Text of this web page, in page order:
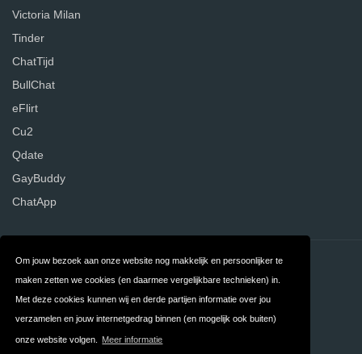
Om jouw bezoek aan onze website nog makkelijk en persoonlijker te
maken zetten we cookies (en daarmee vergelijkbare technieken) in.
Met deze cookies kunnen wij en derde partijen informatie over jou
verzamelen en jouw internetgedrag binnen (en mogelijk ook buiten)
onze website volgen. Meer informatie
Victoria Milan
Tinder
ChatTijd
BullChat
eFlirt
Cu2
Qdate
GayBuddy
ChatApp
Contact Over ons
Voorwaarden